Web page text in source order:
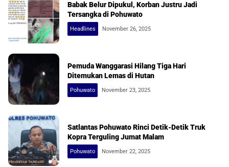
Babak Belur Dipukul, Korban Justru Jadi
Tersangka di Pohuwato
Headlines November 26, 2025
Pemuda Wanggarasi Hilang Tiga Hari
Ditemukan Lemas di Hutan
Pohuwato November 23, 2025
Satlantas Pohuwato Rinci Detik-Detik Truk
Kopra Terguling Jumat Malam
Pohuwato November 22, 2025